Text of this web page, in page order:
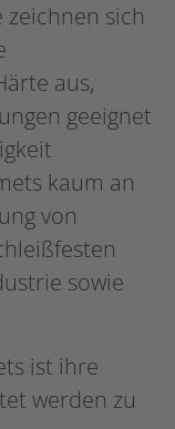
zeichnen sich
aus,
geeignet
kaum an
von
sowie
ist ihre
werden zu